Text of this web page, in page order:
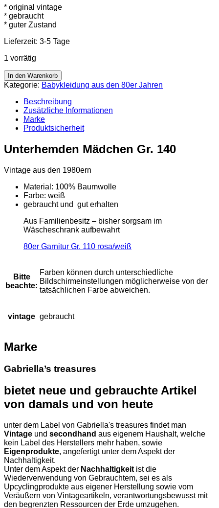
* original vintage
* gebraucht
* guter Zustand
Lieferzeit: 3-5 Tage
1 vorrätig
Unterhemden
Mädchen
140
vintage
Menge
In den Warenkorb
Kategorie: Babykleidung aus den 80er Jahren
Beschreibung
Zusätzliche Informationen
Marke
Produktsicherheit
Unterhemden Mädchen Gr. 140
Vintage aus den 1980ern
Material: 100% Baumwolle
Farbe: weiß
gebraucht und gut erhalten
Aus Familienbesitz – bisher sorgsam im
Wäscheschrank aufbewahrt
80er Garnitur Gr. 110 rosa/weiß
Bitte
beachte:
Farben können durch unterschiedliche
Bildschirmeinstellungen möglicherweise von der
tatsächlichen Farbe abweichen.
vintage gebraucht
Marke
Gabriella’s treasures
bietet neue und gebrauchte Artikel
von damals und von heute
unter dem Label von Gabriella's treasures findet man
Vintage und secondhand aus eigenem Haushalt, welche
kein Label des Herstellers mehr haben, sowie
Eigenprodukte, angefertigt unter dem Aspekt der
Nachhaltigkeit.
Unter dem Aspekt der Nachhaltigkeit ist die
Wiederverwendung von Gebrauchtem, sei es als
Upcyclingprodukte aus eigener Herstellung sowie vom
Veräußern von Vintageartikeln, verantwortungsbewusst mit
den begrenzten Ressourcen der Erde umzugehen.